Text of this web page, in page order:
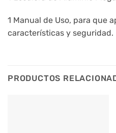
1 Manual de Uso, para que
características y seguridad.
PRODUCTOS